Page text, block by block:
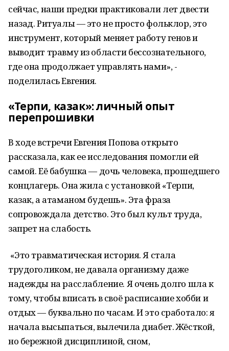
сейчас, наши предки практиковали лет двести
назад. Ритуалы — это не просто фольклор, это
инструмент, который меняет работу генов и
выводит травму из области бессознательного,
где она продолжает управлять нами», -
поделилась Евгения.
«Терпи, казак»: личный опыт
перепрошивки
В ходе встречи Евгения Попова открыто
рассказала, как ее исследования помогли ей
самой. Её бабушка — дочь человека, прошедшего
концлагерь. Она жила с установкой «Терпи,
казак, а атаманом будешь». Эта фраза
сопровождала детство. Это был культ труда,
запрет на слабость.
«Это травматическая история. Я стала
трудоголиком, не давала организму даже
надежды на расслабление. Я очень долго шла к
тому, чтобы вписать в своё расписание хобби и
отдых — буквально по часам. И это сработало: я
начала высыпаться, вылечила диабет. Жёсткой,
но бережной дисциплиной, сном,